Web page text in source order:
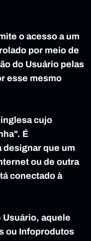
o acesso a um
por meio de
do Usuário pelas
esse mesmo
cujo
É
designar que um
ou de outra
conectado à
Usuário, aquele
ou Infoprodutos